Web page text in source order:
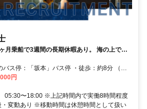
月乗船で3週間の長期休暇あり。 海の上で自
坂本」バス停 ・徒歩：約8分 （距
円
05:30〜18:00 ※上記時間内で実働8時間程度
変動あり ※移動時間は休憩時間として扱い